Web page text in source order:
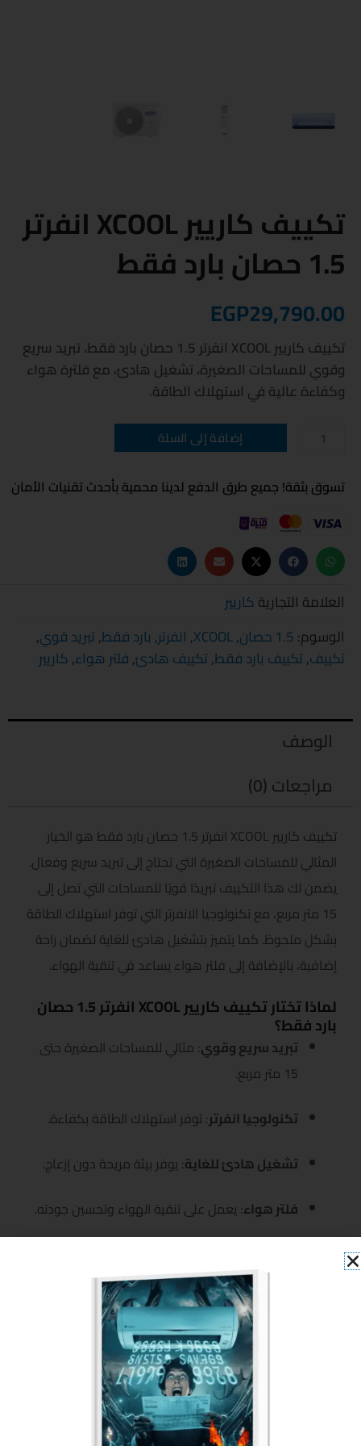
تكييف كاريير XCOOL انفرتر
1.5 حصان بارد فقط
EGP29,790.00
تكييف كاريير XCOOL انفرتر 1.5 حصان بارد فقط، تبريد سريع
وقوي للمساحات الصغيرة، تشغيل هادئ، مع فلترة هواء
وكفاءة عالية في استهلاك الطاقة.
تكييف
انفرتر
1.5
بارد
فقط
إضافة إلى السلة
تسوق بثقة! جميع طرق الدفع لدينا محمية بأحدث تقنيات الأمان
العلامة التجارية كاريير
الوسوم:1.5 حصان ,
XCOOL
, انفرتر, بارد فقط,تبريد قوي,
تكييف,تكييف بارد فقط,تكييف هادئ,فلتر هواء, كاريير
الوصف
مراجعات (0)
تكييف كاريير XCOOL انفرتر 1.5 حصان بارد فقط هو الخيار
المثالي للمساحات الصغيرة التي تحتاج إلى تبريد سريع وفعال.
يضمن لك هذا التكييف تبريدًا قويًا للمساحات التي تصل إلى
15 متر مربع، مع تكنولوجيا الانفرتر التي توفر استهلاك الطاقة
بشكل ملحوظ. كما يتميز بتشغيل هادئ للغاية لضمان راحة
إضافية، بالإضافة إلى فلتر هواء يساعد في تنقية الهواء.
لماذا تختار تكييف كاريير XCOOL انفرتر 1.5 حصان
بارد فقط؟
تبريد سريع وقوي: مثالي للمساحات الصغيرة حتى
15 متر مربع.
تكنولوجيا انفرتر: توفر استهلاك الطاقة بكفاءة.
تشغيل هادئ للغاية: يوفر بيئة مريحة دون إزعاج.
فلتر هواء: يعمل على تنقية الهواء وتحسين جودته.
مع أقل استهلاك للكهرباء.
منتجات ذات صلة